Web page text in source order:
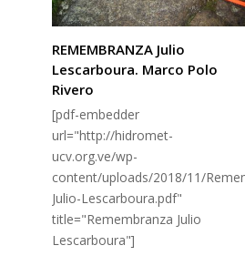
REMEMBRANZA Julio
Lescarboura. Marco Polo
Rivero
[pdf-embedder
url="http://hidromet-
ucv.org.ve/wp-
content/uploads/2018/11/
Julio-Lescarboura.pdf"
title="Remembranza Julio
Lescarboura"]